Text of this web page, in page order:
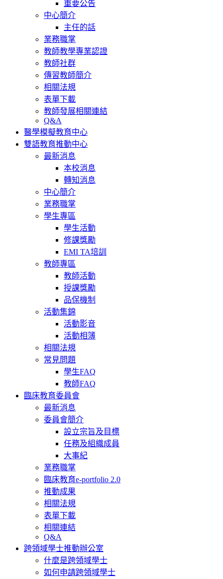
重要公告
中心簡介
主任的話
業務職掌
教師教學專業認證
教師社群
傳習教師簡介
相關法規
表單下載
教師發展相關連結
Q&A
醫學模擬教育中心
雙語教育推動中心
最新消息
本校消息
轉知消息
中心簡介
業務職掌
學生專區
學生活動
修課獎勵
EMI TA培訓
教師專區
教師活動
授課獎勵
品保機制
活動集錦
活動影音
活動相簿
相關法規
常見問題
學生FAQ
教師FAQ
臨床教育委員會
最新消息
委員會簡介
設立宗旨及目標
任務及組織成員
大事紀
業務職掌
臨床教育e-portfolio 2.0
推動成果
相關法規
表單下載
相關連結
Q&A
跨領域學士推動辦公室
什麼是跨領域學士
如何申請跨領域學士